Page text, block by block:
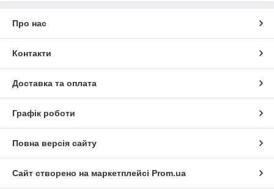
Про нас
Контакти
Доставка та оплата
Графік роботи
Повна версія сайту
Сайт створено на маркетплейсі Prom.ua